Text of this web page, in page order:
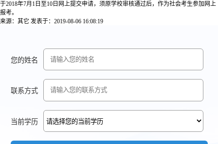
于2018年7月1日至10日网上提交申请，须原学校审核通过后，作为社会考生参加网上
报考。
来源：其它 发表于：2019-08-06 16:08:19
您的姓名
联系方式
当前学历